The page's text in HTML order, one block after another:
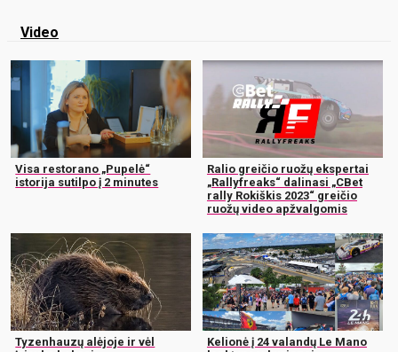
Video
Visa restorano „Pupelė“
istorija sutilpo į 2 minutes
Ralio greičio ruožų ekspertai
„Rallyfreaks“ dalinasi „CBet
rally Rokiškis 2023“ greičio
ruožų video apžvalgomis
Tyzenhauzų alėjoje ir vėl
Kelionė į 24 valandų Le Mano